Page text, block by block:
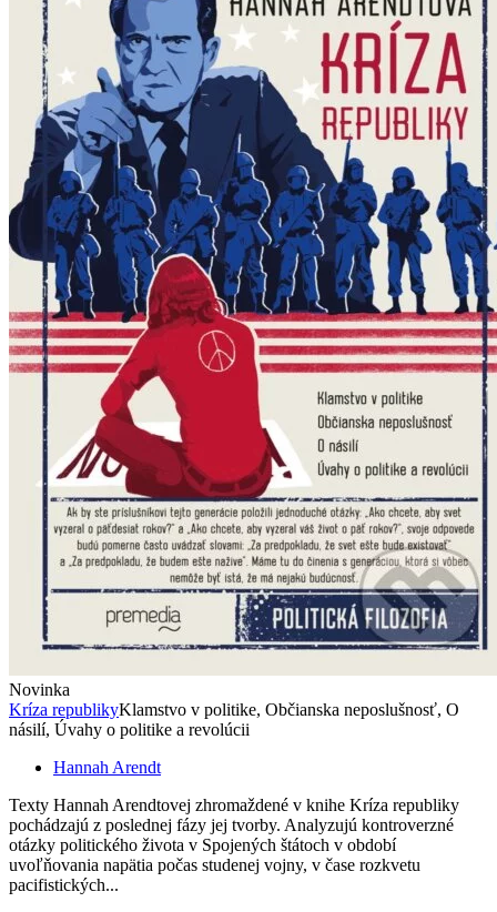
Novinka
Kríza republikyKlamstvo v politike, Občianska neposlušnosť, O
násilí, Úvahy o politike a revolúcii
Hannah Arendt
Texty Hannah Arendtovej zhromaždené v knihe Kríza republiky
pochádzajú z poslednej fázy jej tvorby. Analyzujú kontroverzné
otázky politického života v Spojených štátoch v období
uvoľňovania napätia počas studenej vojny, v čase rozkvetu
pacifistických...